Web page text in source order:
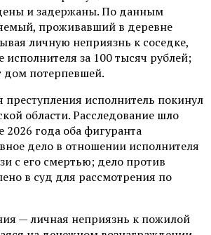
и задержаны. По данным
проживавший в деревне
личную неприязнь к соседке,
исполнителя за 100 тысяч рублей;
дом потерпевшей.
исполнитель покинул
области. Расследование шло
2026 года оба фигуранта
дело в отношении исполнителя
с его смертью; дело против
в суд для рассмотрения по
— личная неприязнь к пожилой